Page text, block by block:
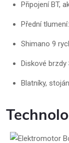
Připojení BT,
Přední
Shimano 9
Diskové brzdy
Blatníky,